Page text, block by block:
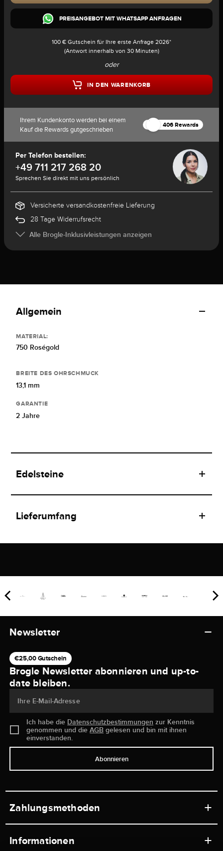
PREISANGEBOT MIT WHATSAPP ANFRAGEN
100 € Gutschein für Ihre erste Anfrage 2026*
(Antwort innerhalb von 30 Minuten)
oder
IN DEN WARENKORB
Ihrem Kundenkonto werden bei einem
Kauf die Rewards gutgeschrieben
406 Rewards
Per Telefon bestellen:
+49 711 217 268 20
Sprechen Sie direkt mit uns persönlich
Versicherte versandkostenfreie Lieferung
28 Tage Widerrufsrecht
Alle Brogle-Inklusivleistungen anzeigen
Allgemein
MATERIAL:
750 Roségold
BREITE DES OHRSCHMUCK
13,1 mm
GARANTIE
2 Jahre
Edelsteine
Lieferumfang
Newsletter
€25,00 Gutschein
Brogle Newsletter abonnieren und up-to-
date bleiben.
Ihre E-Mail-Adresse
Ich habe die Datenschutzbestimmungen zur Kenntnis
genommen und dieAGB gelesen und bin mit ihnen
einverstanden.
Abonnieren
Zahlungsmethoden
Informationen